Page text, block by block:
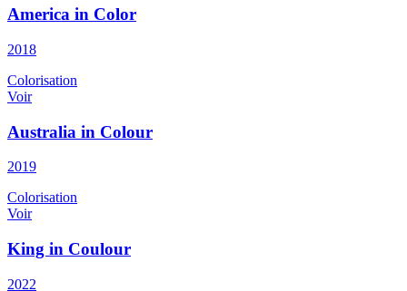
America in Color
2018
Colorisation
Voir
Australia in Colour
2019
Colorisation
Voir
King in Coulour
2022